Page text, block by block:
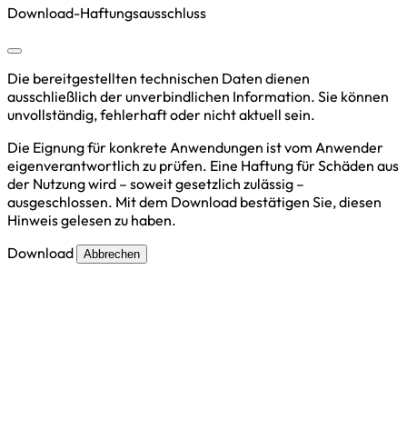
Download-Haftungsausschluss
Die bereitgestellten technischen Daten dienen
ausschließlich der unverbindlichen Information. Sie können
unvollständig, fehlerhaft oder nicht aktuell sein.
Die Eignung für konkrete Anwendungen ist vom Anwender
eigenverantwortlich zu prüfen. Eine Haftung für Schäden aus
der Nutzung wird – soweit gesetzlich zulässig –
ausgeschlossen. Mit dem Download bestätigen Sie, diesen
Hinweis gelesen zu haben.
Download
Abbrechen